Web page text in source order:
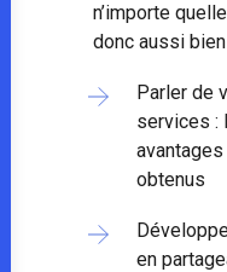
n’importe
donc aussi
Parler de
services :
obtenus
en